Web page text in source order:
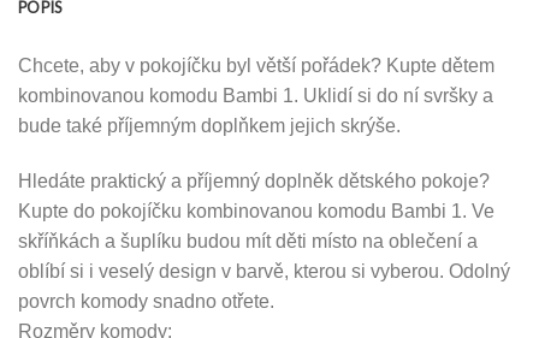
POPIS
Chcete, aby v pokojíčku byl větší pořádek? Kupte dětem
kombinovanou komodu Bambi 1. Uklidí si do ní svršky a
bude také příjemným doplňkem jejich skrýše.
Hledáte praktický a příjemný doplněk dětského pokoje?
Kupte do pokojíčku kombinovanou komodu Bambi 1. Ve
skříňkách a šuplíku budou mít děti místo na oblečení a
oblíbí si i veselý design v barvě, kterou si vyberou. Odolný
povrch komody snadno otřete.
Rozměry komody: